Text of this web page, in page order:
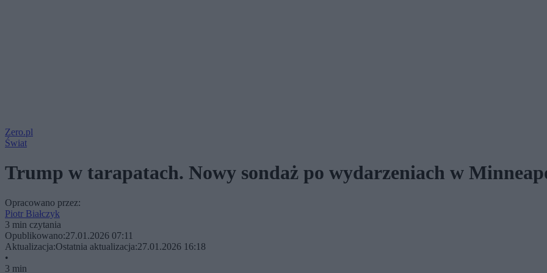
Zero.pl
Świat
Trump w tarapatach. Nowy sondaż po wydarzeniach w
Opracowano przez:
Piotr Białczyk
3 min czytania
Opublikowano:27.01.2026 07:11
Aktualizacja:Ostatnia aktualizacja:27.01.2026 16:18
•
3 min